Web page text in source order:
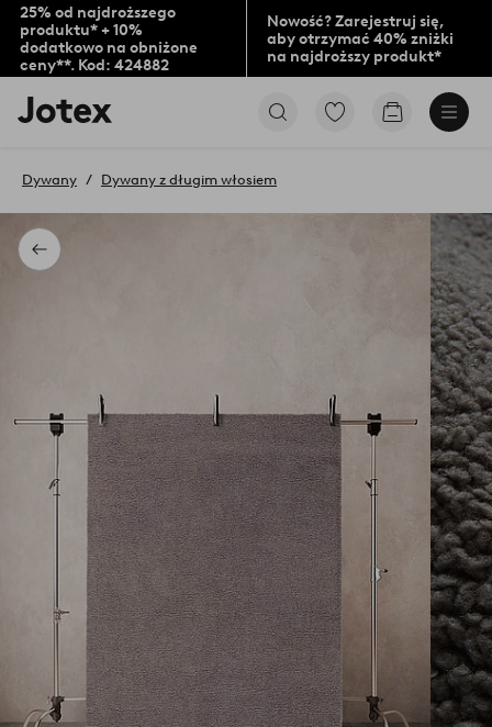
25% od najdroższego
produktu* + 10%
dodatkowo na obniżone
ceny**. Kod: 424882
Nowość? Zarejestruj się,
aby otrzymać 40% zniżki
na najdroższy produkt*
Logo
Jotex
na
stronę
PrzejdźPrzejdź
Powrót
Dywany Dywany z długim włosiem